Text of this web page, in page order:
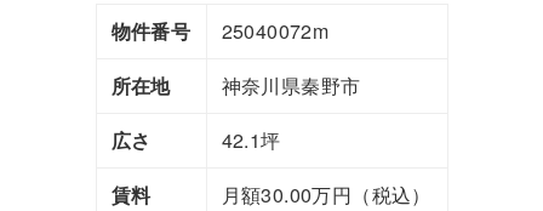
物件番号
25040072m
所在地
神奈川県秦野市
広さ
42.1坪
賃料
月額30.00万円（税込）